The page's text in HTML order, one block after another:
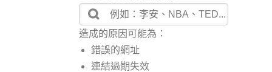
造成的原因可能為：
錯誤的網址
連結過期失效